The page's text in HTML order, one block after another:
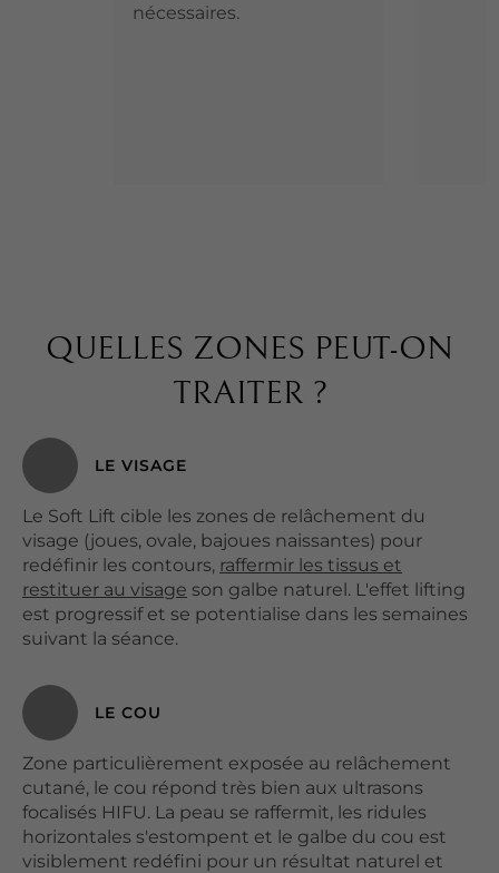
nécessaires.
QUELLES ZONES PEUT-ON
TRAITER ?
LE VISAGE
Le Soft Lift cible les zones de relâchement du
visage (joues, ovale, bajoues naissantes) pour
redéfinir les contours, raffermir les tissus et
restituer au visage son galbe naturel. L'effet lifting
est progressif et se potentialise dans les semaines
suivant la séance.
LE COU
Zone particulièrement exposée au relâchement
cutané, le cou répond très bien aux ultrasons
focalisés HIFU. La peau se raffermit, les ridules
horizontales s'estompent et le galbe du cou est
visiblement redéfini pour un résultat naturel et